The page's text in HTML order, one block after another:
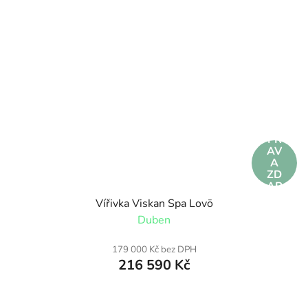
PR
AV
A
ZD
AR
Vířivka Viskan Spa Lovö
Duben
179 000 Kč bez DPH
216 590 Kč